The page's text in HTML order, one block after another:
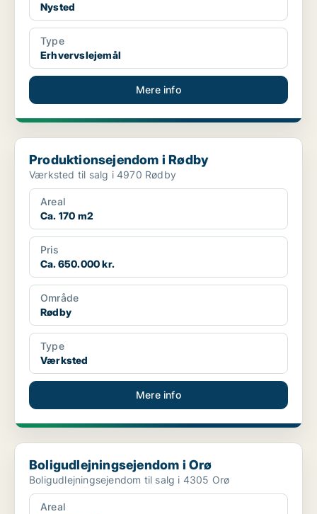
Nysted
Type
Erhvervslejemål
Mere info
Produktionsejendom i Rødby
Produktionsejendom i Rødby
Værksted til salg i 4970 Rødby
Areal
Ca. 170 m2
Pris
Ca. 650.000 kr.
Område
Rødby
Type
Værksted
Mere info
Boligudlejningsejendom i Orø
Boligudlejningsejendom i Orø
Boligudlejningsejendom til salg i 4305 Orø
Areal